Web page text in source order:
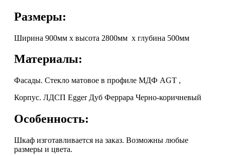
Размеры:
Ширина 900мм х высота 2800мм х глубина 500мм
Материалы:
Фасады. Стекло матовое в профиле МДФ AGT ,
Корпус. ЛДСП Egger Дуб Феррара Черно-коричневый
Особенность:
Шкаф изготавливается на заказ. Возможны любые
размеры и цвета.